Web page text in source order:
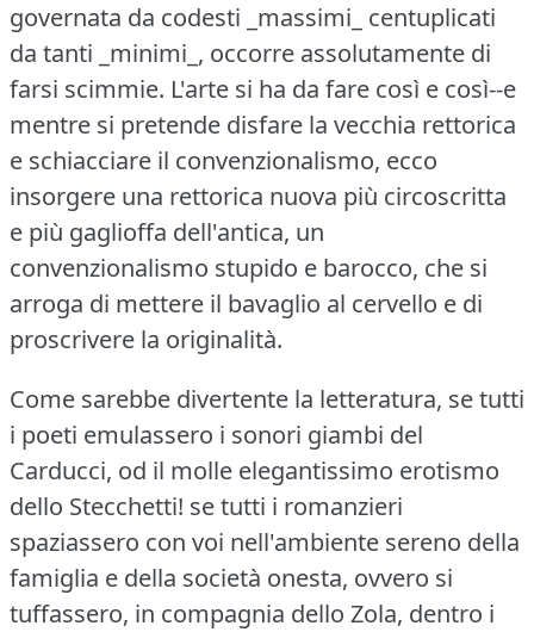
governata da codesti _massimi_ centuplicati
da tanti _minimi_, occorre assolutamente di
farsi scimmie. L'arte si ha da fare così e così--e
mentre si pretende disfare la vecchia rettorica
e schiacciare il convenzionalismo, ecco
insorgere una rettorica nuova più circoscritta
e più gaglioffa dell'antica, un
convenzionalismo stupido e barocco, che si
arroga di mettere il bavaglio al cervello e di
proscrivere la originalità.
Come sarebbe divertente la letteratura, se tutti
i poeti emulassero i sonori giambi del
Carducci, od il molle elegantissimo erotismo
dello Stecchetti! se tutti i romanzieri
spaziassero con voi nell'ambiente sereno della
famiglia e della società onesta, ovvero si
tuffassero, in compagnia dello Zola, dentro i